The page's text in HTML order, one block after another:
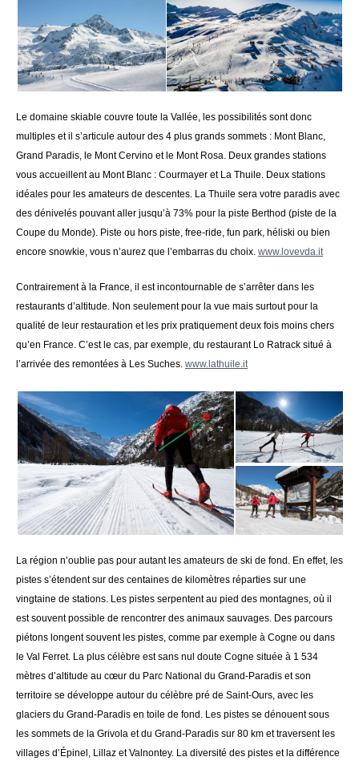
Le domaine skiable couvre toute la Vallée, les possibilités sont donc
multiples et il s’articule autour des 4 plus grands sommets : Mont Blanc,
Grand Paradis, le Mont Cervino et le Mont Rosa. Deux grandes stations
vous accueillent au Mont Blanc : Courmayer et La Thuile. Deux stations
idéales pour les amateurs de descentes. La Thuile sera votre paradis avec
des dénivelés pouvant aller jusqu’à 73% pour la piste Berthod (piste de la
Coupe du Monde). Piste ou hors piste, free-ride, fun park, héliski ou bien
encore snowkie, vous n’aurez que l’embarras du choix. www.lovevda.it
Contrairement à la France, il est incontournable de s’arrêter dans les
restaurants d’altitude. Non seulement pour la vue mais surtout pour la
qualité de leur restauration et les prix pratiquement deux fois moins chers
qu’en France. C’est le cas, par exemple, du restaurant Lo Ratrack situé à
l’arrivée des remontées à Les Suches. www.lathuile.it
La région n’oublie pas pour autant les amateurs de ski de fond. En effet, les
pistes s’étendent sur des centaines de kilomètres réparties sur une
vingtaine de stations. Les pistes serpentent au pied des montagnes, où il
est souvent possible de rencontrer des animaux sauvages. Des parcours
piétons longent souvent les pistes, comme par exemple à Cogne ou dans
le Val Ferret. La plus célèbre est sans nul doute Cogne située à 1 534
mètres d’altitude au cœur du Parc National du Grand-Paradis et son
territoire se développe autour du célèbre pré de Saint-Ours, avec les
glaciers du Grand-Paradis en toile de fond. Les pistes se dénouent sous
les sommets de la Grivola et du Grand-Paradis sur 80 km et traversent les
villages d’Épinel, Lillaz et Valnontey. La diversité des pistes et la différence